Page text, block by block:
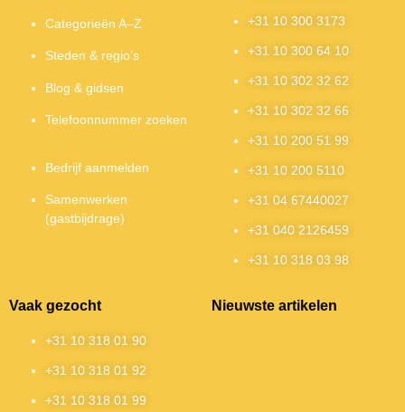
Categorieën A–Z
Steden & regio’s
Blog & gidsen
Telefoonnummer zoeken
Bedrijf aanmelden
Samenwerken
(gastbijdrage)
+31 10 300 3173
+31 10 300 64 10
+31 10 302 32 62
+31 10 302 32 66
+31 10 200 51 99
+31 10 200 5110
+31 04 67440027
+31 040 2126459
+31 10 318 03 98
Vaak gezocht
+31 10 318 01 90
+31 10 318 01 92
+31 10 318 01 99
Nieuwste artikelen